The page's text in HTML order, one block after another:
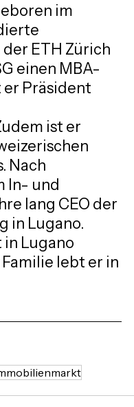
im
ETH Zürich
einen MBA-
er Präsident
ist er
Nach
In- und
lang CEO der
in Lugano.
Lugano
lebt er in